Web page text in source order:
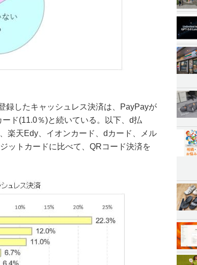
録したキャッシュレス決済は、PayPayが
ド(11.0％)と続いている。以下、d払
楽天Edy、イオンカード、dカード、メル
ットカードに比べて、QRコード決済を